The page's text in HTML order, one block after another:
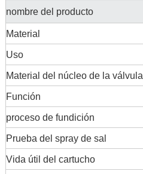
nombre del producto
Material
Uso
Material del núcleo de la válvula
Función
proceso de fundición
Prueba del spray de sal
Vida útil del cartucho